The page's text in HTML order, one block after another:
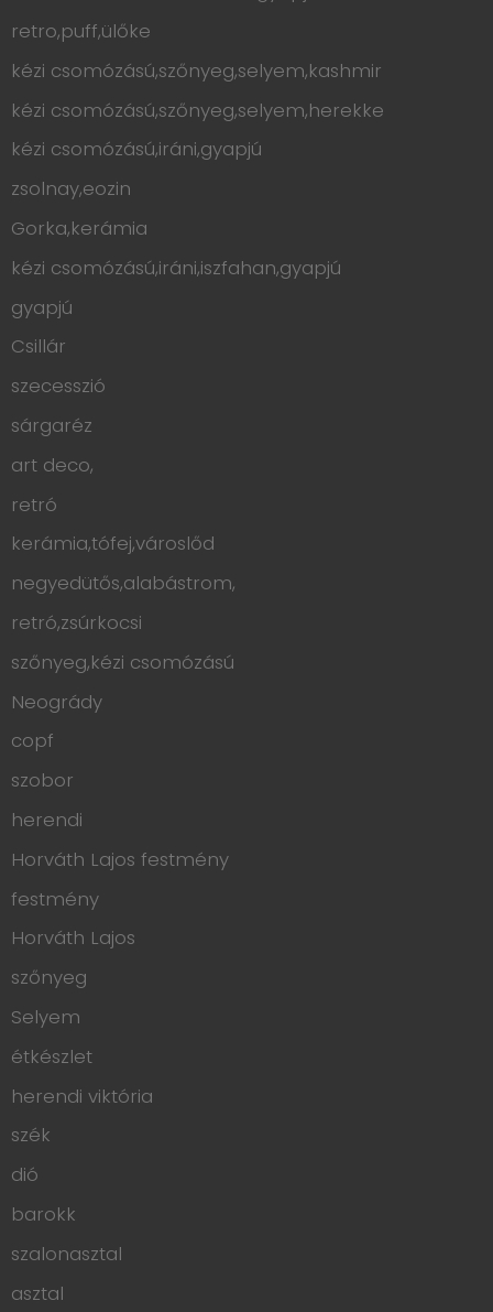
retro,puff,ülőke
kézi csomózású,szőnyeg,selyem,kashmir
kézi csomózású,szőnyeg,selyem,herekke
kézi csomózású,iráni,gyapjú
zsolnay,eozin
Gorka,kerámia
kézi csomózású,iráni,iszfahan,gyapjú
gyapjú
Csillár
szecesszió
sárgaréz
art deco,
retró
kerámia,tófej,városlőd
negyedütős,alabástrom,
retró,zsúrkocsi
szőnyeg,kézi csomózású
Neogrády
copf
szobor
herendi
Horváth Lajos festmény
festmény
Horváth Lajos
szőnyeg
Selyem
étkészlet
herendi viktória
szék
dió
barokk
szalonasztal
asztal